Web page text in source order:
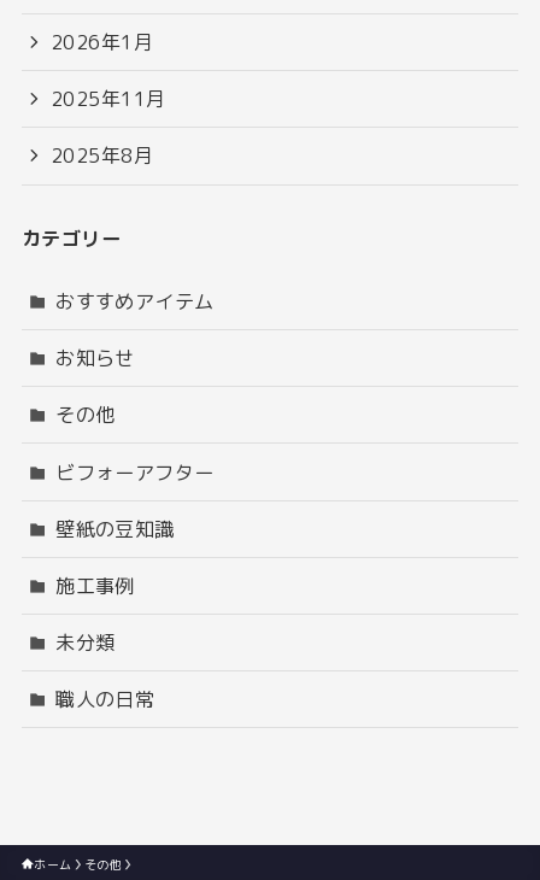
2026年1月
2025年11月
2025年8月
カテゴリー
おすすめアイテム
お知らせ
その他
ビフォーアフター
壁紙の豆知識
施工事例
未分類
職人の日常
ホーム その他